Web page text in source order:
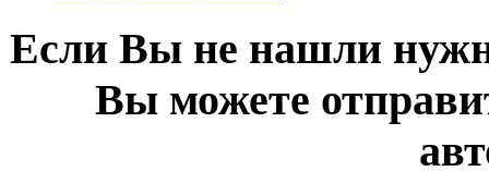
Если Вы не нашли
Вы можете